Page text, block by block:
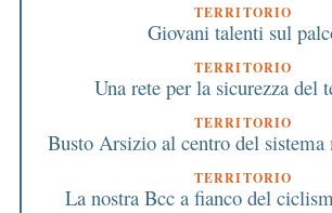
TERRITORIO
Giovani talenti sul
TERRITORIO
Una rete per la sicurezza del
TERRITORIO
Busto Arsizio al centro del
TERRITORIO
La nostra Bcc a fianco del